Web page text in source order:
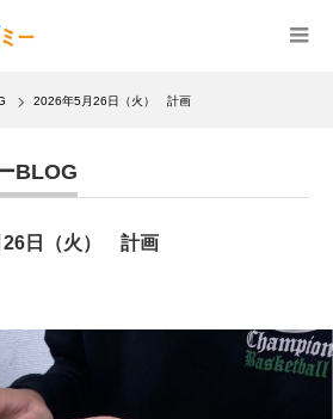
2026年5月26日（火） 計画
BLOG
26日（火） 計画